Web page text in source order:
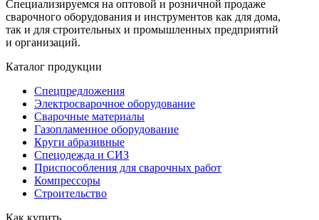
Специализируемся на оптовой и розничной продаже
сварочного оборудования и инструментов как для дома,
так и для строительных и промышленных предприятий
и организаций.
Каталог продукции
Спецпредложения
Электросварочное оборудование
Сварочные материалы
Газопламенное оборудование
Круги абразивные
Спецодежда и СИЗ
Приспособления для сварочных работ
Компрессоры
Строительство